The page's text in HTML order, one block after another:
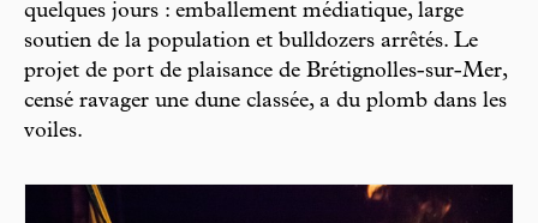
quelques jours : emballement médiatique, large
soutien de la population et bulldozers arrêtés. Le
projet de port de plaisance de Brétignolles-sur-Mer,
censé ravager une dune classée, a du plomb dans les
voiles.